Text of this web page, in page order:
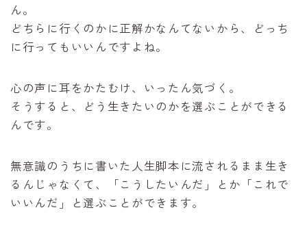
ん。
どちらに行くのかに正解かなんてないから、どっち
に行ってもいいんですよね。
心の声に耳をかたむけ、いったん気づく。
そうすると、どう生きたいのかを選ぶことができる
んです。
無意識のうちに書いた人生脚本に流されるまま生き
るんじゃなくて、「こうしたいんだ」とか「これで
いいんだ」と選ぶことができます。